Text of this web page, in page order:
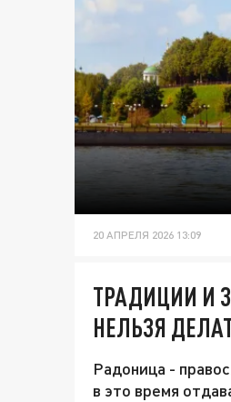
20 АПРЕЛЯ 2026 13:09
ТРАДИЦИИ И
НЕЛЬЗЯ
Радоница -
в это время